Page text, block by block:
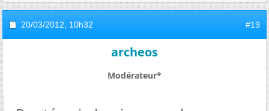
20/03/2012, 10h32 #19
archeos
Modérateur*